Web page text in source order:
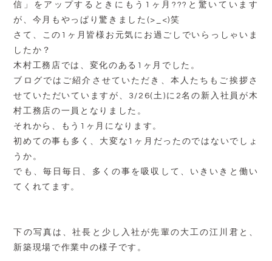
信」をアップするときにもう1ヶ月???と驚いています
が、今月もやっぱり驚きました(>_<)笑
さて、この1ヶ月皆様お元気にお過ごしでいらっしゃいま
したか？
木村工務店では、変化のある1ヶ月でした。
ブログではご紹介させていただき、本人たちもご挨拶さ
せていただいていますが、3/26(土)に2名の新入社員が木
村工務店の一員となりました。
それから、もう1ヶ月になります。
初めての事も多く、大変な1ヶ月だったのではないでしょ
うか。
でも、毎日毎日、多くの事を吸収して、いきいきと働い
てくれてます。
下の写真は、社長と少し入社が先輩の大工の江川君と、
新築現場で作業中の様子です。